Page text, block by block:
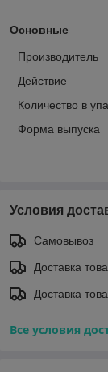
Основные
Производитель
Действие
Количество в
Форма выпуска
Условия
Самовывоз
Доставка
Доставка
Все условия